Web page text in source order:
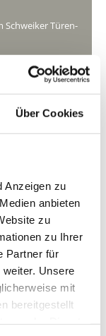
Über Cookies
Anzeigen zu
anbieten
zu
zu Ihrer
Partner für
Unsere
mit
bereitgestellt
Schweiker Türen-
ist die
größten